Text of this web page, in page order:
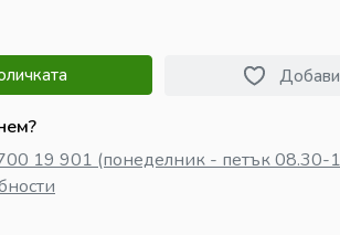
19 901 (понеделник - петък 08.30-